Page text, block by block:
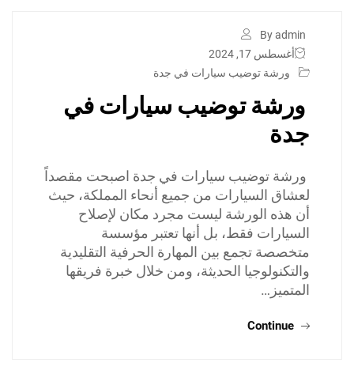
By admin
أغسطس 17, 2024
ورشة توضيب سيارات في جدة
ورشة توضيب سيارات في
جدة
ورشة توضيب سيارات في جدة اصبحت مقصداً
لعشاق السيارات من جميع أنحاء المملكة، حيث
أن هذه الورشة ليست مجرد مكان لإصلاح
السيارات فقط، بل أنها تعتبر مؤسسة
متخصصة تجمع بين المهارة الحرفية التقليدية
والتكنولوجيا الحديثة، ومن خلال خبرة فريقها
المتميز…
Continue